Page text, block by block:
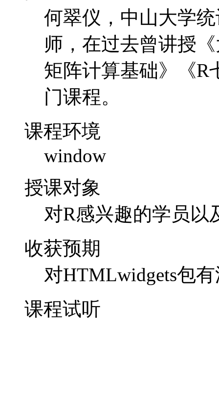
何翠仪，中山大学
师，在过去曾讲授
矩阵计算基础》《R
门课程。
课程环境
window
授课对象
对R感兴趣的学员以
收获预期
对HTMLwidgets包
课程试听